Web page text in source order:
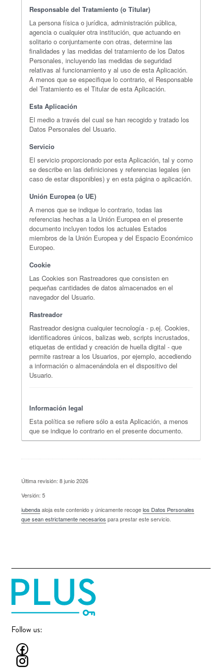
Responsable del Tratamiento (o Titular)
La persona física o jurídica, administración pública,
agencia o cualquier otra institución, que actuando en
solitario o conjuntamente con otras, determine las
finalidades y las medidas del tratamiento de los Datos
Personales, incluyendo las medidas de seguridad
relativas al funcionamiento y al uso de esta Aplicación.
A menos que se especifique lo contrario, el Responsable
del Tratamiento es el Titular de esta Aplicación.
Esta Aplicación
El medio a través del cual se han recogido y tratado los
Datos Personales del Usuario.
Servicio
El servicio proporcionado por esta Aplicación, tal y como
se describe en las definiciones y referencias legales (en
caso de estar disponibles) y en esta página o aplicación.
Unión Europea (o UE)
A menos que se indique lo contrario, todas las
referencias hechas a la Unión Europea en el presente
documento incluyen todos los actuales Estados
miembros de la Unión Europea y del Espacio Económico
Europeo.
Cookie
Las Cookies son Rastreadores que consisten en
pequeñas cantidades de datos almacenados en el
navegador del Usuario.
Rastreador
Rastreador designa cualquier tecnología - p.ej. Cookies,
identificadores únicos, balizas web, scripts incrustados,
etiquetas de entidad y creación de huella digital - que
permite rastrear a los Usuarios, por ejemplo, accediendo
a información o almacenándola en el dispositivo del
Usuario.
Información legal
Esta política se refiere sólo a esta Aplicación, a menos
que se indique lo contrario en el presente documento.
Última revisión: 8 junio 2026
Versión: 5
iubendaaloja este contenido y únicamente recogelos Datos Personales
que sean estrictamente necesarios para prestar este servicio.
Follow us: